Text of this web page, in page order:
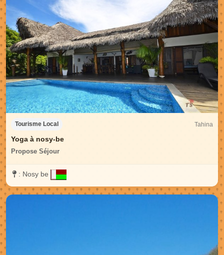
Tourisme Local Tahina
Yoga à nosy-be
Propose Séjour
: Nosy be